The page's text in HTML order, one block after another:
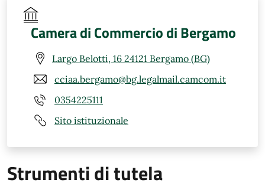
Camera di Commercio di Bergamo
Largo Belotti, 16 24121 Bergamo (BG)
cciaa.bergamo@bg.legalmail.camcom.it
0354225111
Sito istituzionale
Strumenti di tutela